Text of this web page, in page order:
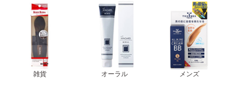
雑貨 オーラル メンズ